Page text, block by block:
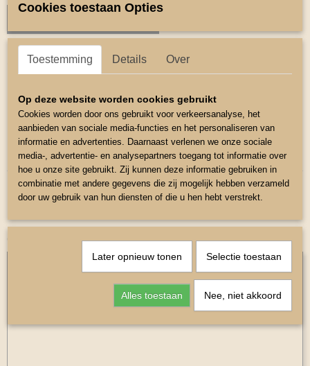
IN WINKELWAGEN
Omschrijving
Dubbel gebroken Bit
Maat 10,5
Ringmaat 7cm doorsnee.
Ook interessant
Cookies toestaan Opties
Toestemming Details Over
Op deze website worden cookies gebruikt
Cookies worden door ons gebruikt voor verkeersanalyse, het
aanbieden van sociale media-functies en het personaliseren van
informatie en advertenties. Daarnaast verlenen we onze sociale
media-, advertentie- en analysepartners toegang tot informatie over
hoe u onze site gebruikt. Zij kunnen deze informatie gebruiken in
combinatie met andere gegevens die zij mogelijk hebben verzameld
door uw gebruik van hun diensten of die u hen hebt verstrekt.
Later opnieuw tonen Selectie toestaan
Alles toestaan Nee, niet akkoord